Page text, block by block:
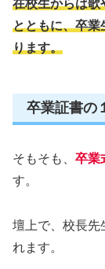
在校生からは歌
とともに、卒業
ります。
卒業証書の
そもそも、 卒業
す。
壇上で、校長先
れます。